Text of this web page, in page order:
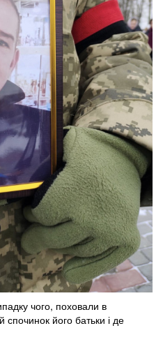
чого, поховали в
його батьки і де